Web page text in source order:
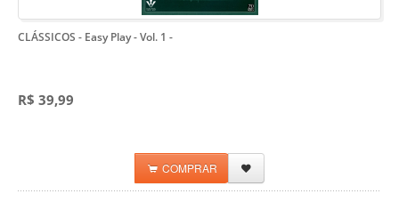
CLÁSSICOS - Easy Play - Vol. 1 -
R$ 39,99
COMPRAR